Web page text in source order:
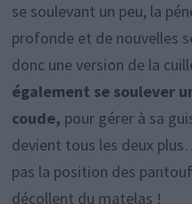
se soulevant un peu, la
profonde et de nouvelles
donc une version de la
également se soulever
coude, pour gérer à sa
devient tous les deux
pas la position des
décollent du matelas !